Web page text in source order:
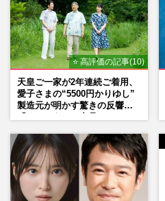
⭐ 高評価の記事(10)
天皇ご一家が2年連続ご着用、
愛子さまの“5500円かりゆし”
製造元が明かす驚きの反響